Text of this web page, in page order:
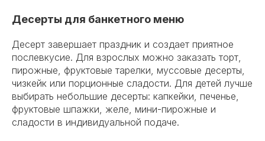
Десерты для банкетного меню
Десерт завершает праздник и создает приятное
послевкусие. Для взрослых можно заказать торт,
пирожные, фруктовые тарелки, муссовые десерты,
чизкейк или порционные сладости. Для детей лучше
выбирать небольшие десерты: капкейки, печенье,
фруктовые шпажки, желе, мини-пирожные и
сладости в индивидуальной подаче.